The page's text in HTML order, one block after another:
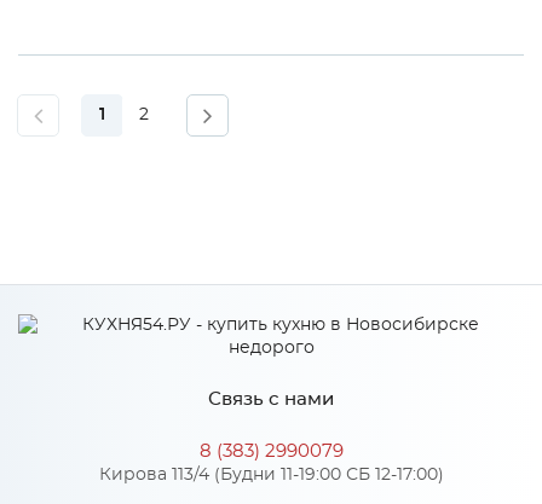
1 2
Связь с нами
8 (383) 2990079
Кирова 113/4 (Будни 11-19:00 СБ 12-17:00)